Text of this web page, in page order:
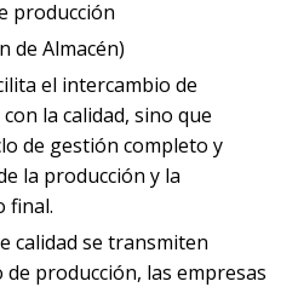
producción
de Almacén)
el intercambio de
la calidad, sino que
de gestión completo y
la producción y la
final.
calidad se transmiten
producción, las empresas